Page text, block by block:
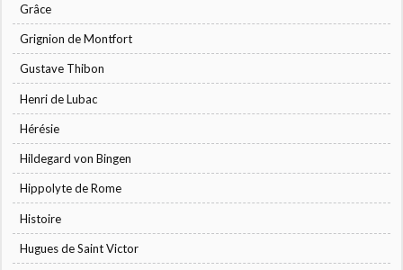
Grâce
Grignion de Montfort
Gustave Thibon
Henri de Lubac
Hérésie
Hildegard von Bingen
Hippolyte de Rome
Histoire
Hugues de Saint Victor